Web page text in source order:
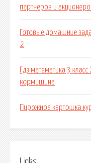
партнеров и
Готовые домашние
2
Гдз математика 3
кормишина
Пирожное картошка